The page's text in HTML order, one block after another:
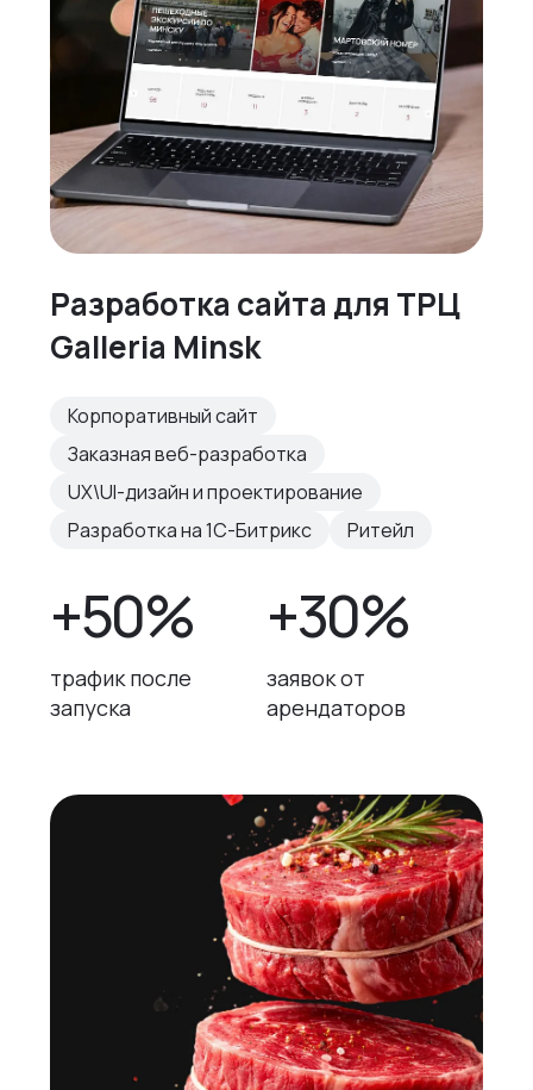
Разработка сайта для ТРЦ
Galleria Minsk
Корпоративный сайт
Заказная веб-разработка
UX\UI-дизайн и проектирование
Разработка на 1С-Битрикс
Ритейл
+50%
трафик после
запуска
+30%
заявок от
арендаторов